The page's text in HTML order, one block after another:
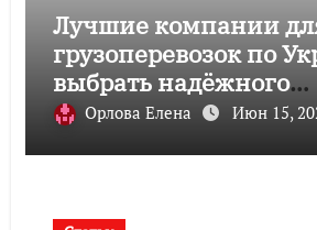
Лучшие компании
грузоперевозок по
выбрать надёжного
перевозчика
Орлова Елена Июн 15,